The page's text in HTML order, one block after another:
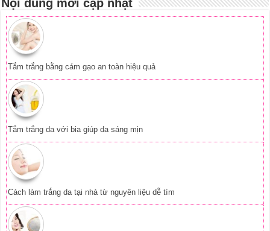
Cách làm trắng da tại nhà từ nguyên liệu dễ tìm
Tắm trắng bằng phèn chua đơn giản mà hiệu quả
Tắm trắng da từ tinh bột nghệ tại nhà
Trị nám da bằng nha đam hiệu quả ngay tại nhà